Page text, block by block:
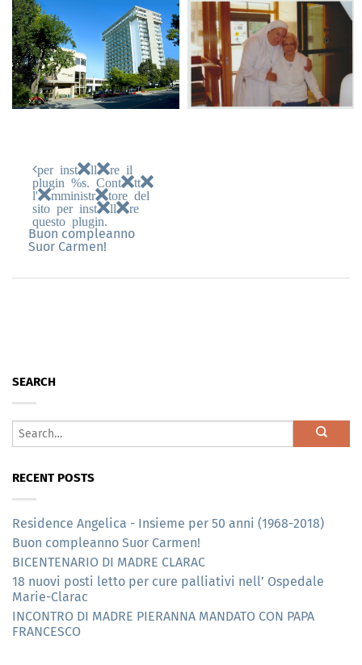
per installare il
plugin %s. Contatta
l'amministratore del
sito per installare
questo plugin.
Buon compleanno
Suor Carmen!
SEARCH
RECENT POSTS
Residence Angelica - Insieme per 50 anni (1968-2018)
Buon compleanno Suor Carmen!
BICENTENARIO DI MADRE CLARAC
18 nuovi posti letto per cure palliativi nell’ Ospedale
Marie-Clarac
INCONTRO DI MADRE PIERANNA MANDATO CON PAPA
FRANCESCO